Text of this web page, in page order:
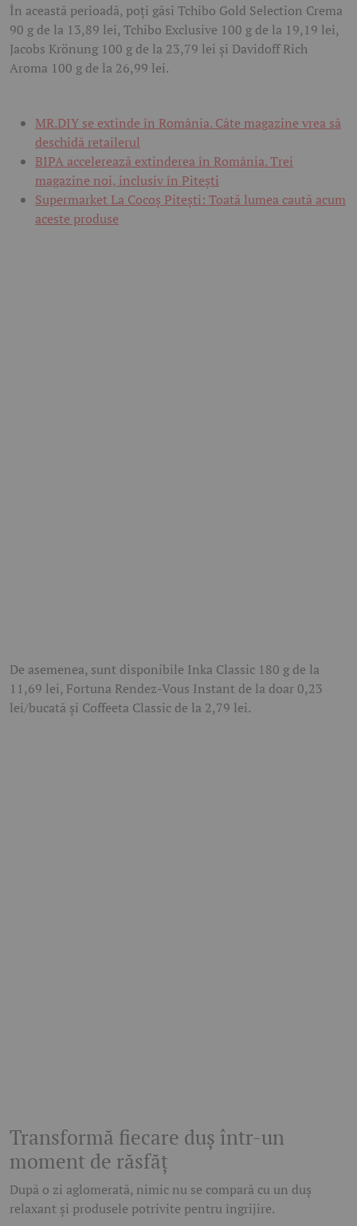
În această perioadă, poți găsi Tchibo Gold Selection Crema
90 g de la 13,89 lei, Tchibo Exclusive 100 g de la 19,19 lei,
Jacobs Krönung 100 g de la 23,79 lei și Davidoff Rich
Aroma 100 g de la 26,99 lei.
MR.DIY se extinde în România. Câte magazine vrea să
deschidă retailerul
BIPA accelerează extinderea în România. Trei
magazine noi, inclusiv în Pitești
Supermarket La Cocoș Pitești: Toată lumea caută acum
aceste produse
De asemenea, sunt disponibile Inka Classic 180 g de la
11,69 lei, Fortuna Rendez-Vous Instant de la doar 0,23
lei/bucată și Coffeeta Classic de la 2,79 lei.
Transformă fiecare duș într-un
moment de răsfăț
După o zi aglomerată, nimic nu se compară cu un duș
relaxant și produsele potrivite pentru îngrijire.